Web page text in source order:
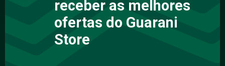
receber as melhores
ofertas do Guarani
Store